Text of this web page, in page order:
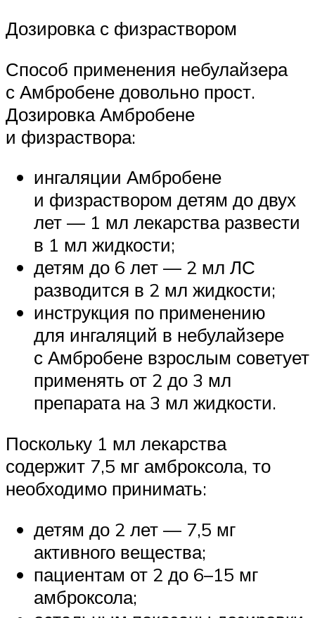
Дозировка с физраствором
Способ применения небулайзера
с Амбробене довольно прост.
Дозировка Амбробене
и физраствора:
ингаляции Амбробене
и физраствором детям до двух
лет — 1 мл лекарства развести
в 1 мл жидкости;
детям до 6 лет — 2 мл ЛС
разводится в 2 мл жидкости;
инструкция по применению
для ингаляций в небулайзере
с Амбробене взрослым советует
применять от 2 до 3 мл
препарата на 3 мл жидкости.
Поскольку 1 мл лекарства
содержит 7,5 мг амброксола, то
необходимо принимать:
детям до 2 лет — 7,5 мг
активного вещества;
пациентам от 2 до 6–15 мг
амброксола;